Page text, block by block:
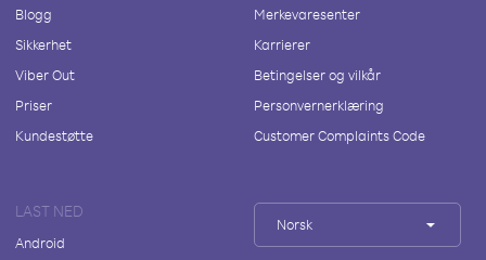
Blogg
Sikkerhet
Viber Out
Priser
Kundestøtte
Merkevaresenter
Karrierer
Betingelser og vilkår
Personvernerklæring
Customer Complaints Code
LAST NED
Android
Norsk